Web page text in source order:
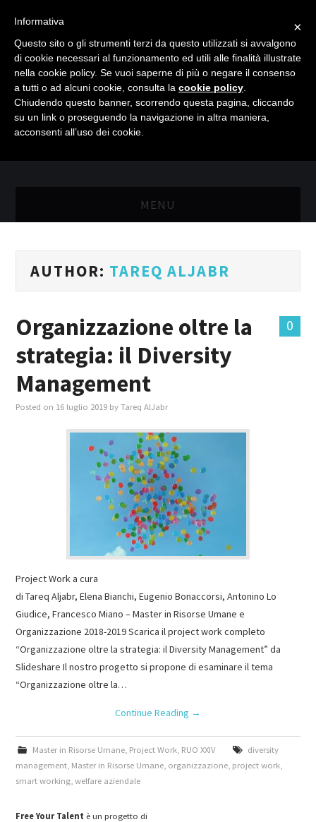
MENU
MASTER MARKETING & RETAIL
MASTER IN FOOD & BEVERAGE
GIURISTI IN AZIENDA
AUTHOR: TAREQ ALJABR
0
Organizzazione oltre la
strategia: il Diversity
Management
Posted on 16 luglio 2019 byTareq AlJabr
Project Work a cura
di Tareq Aljabr, Elena Bianchi, Eugenio Bonaccorsi, Antonino Lo
Giudice, Francesco Miano – Master in Risorse Umane e
Organizzazione 2018-2019 Scarica il project work completo
“Organizzazione oltre la strategia: il Diversity Management” da
Slideshare Il nostro progetto si propone di esaminare il tema
“Organizzazione oltre la…
Continue Reading →
Master in Risorse Umane, Project Work, RUO XXIV
diversity
management Master in Risorse Umane organizzazione project work
smart working ,welfare aziendale
Free Your Talent è un progetto di
×
Informativa
Questo sito o gli strumenti terzi da questo utilizzati si avvalgono
di cookie necessari al funzionamento ed utili alle finalità illustrate
nella cookie policy. Se vuoi saperne di più o negare il consenso
a tutti o ad alcuni cookie, consulta la cookie policy
Chiudendo questo banner, scorrendo questa pagina, cliccando
su un link o proseguendo la navigazione in altra maniera,
acconsenti all’uso dei cookie.